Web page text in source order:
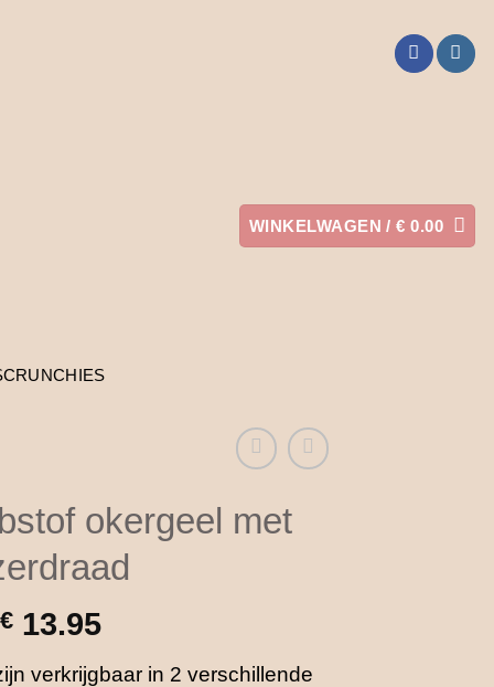
WINKELWAGEN /€ 0.00
okergeel met
€ 13.95
verkrijgbaar in 2 verschillende